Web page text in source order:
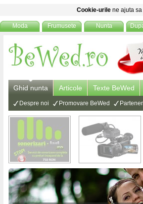
Cookie-urile ne ajuta
Moda Frumusete Nunta
Ghid nunta Articole Texte BeWed
Despre noi Promovare BeWed